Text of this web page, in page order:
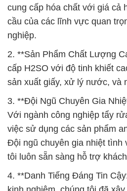
cung cấp hóa chất với giá cả
cầu của các lĩnh vực quan
nghiệp.
2. **Sản Phẩm Chất Lượng
cấp H2SO với độ tinh khiết
sản xuất giấy, xử lý nước, và
3. **Đội Ngũ Chuyên Gia
Với ngành công nghiệp tẩy
việc sử dụng các sản phẩm
Đội ngũ chuyên gia nhiệt tình
tôi luôn sẵn sàng hỗ trợ
4. **Danh Tiếng Đáng Tin